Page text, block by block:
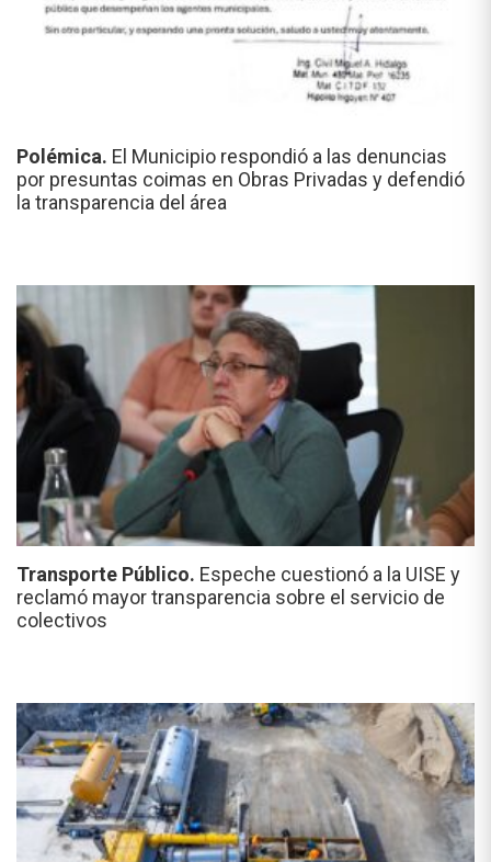
Polémica. El Municipio respondió a las denuncias
por presuntas coimas en Obras Privadas y defendió
la transparencia del área
Transporte Público. Espeche cuestionó a la UISE y
reclamó mayor transparencia sobre el servicio de
colectivos